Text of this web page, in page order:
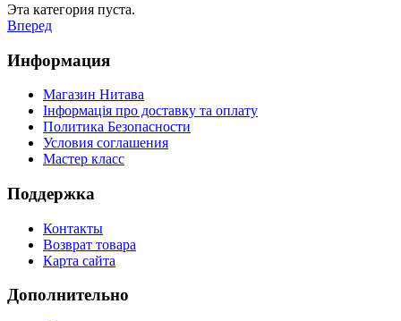
Эта категория пуста.
Вперед
Информация
Магазин Нитава
Інформація про доставку та оплату
Политика Безопасности
Условия соглашения
Мастер класс
Поддержка
Контакты
Возврат товара
Карта сайта
Дополнительно